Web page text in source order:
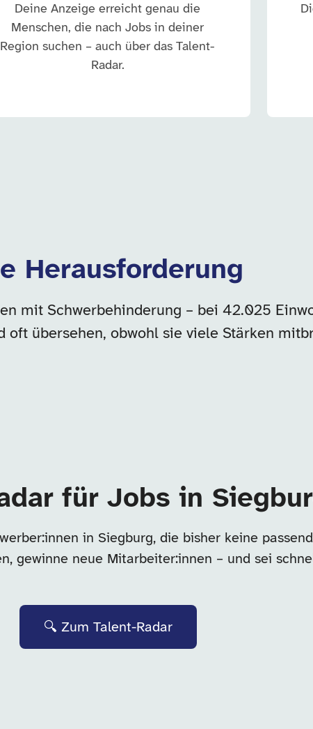
Deine Anzeige erreicht genau die
Menschen, die nach Jobs in deiner
Region suchen – auch über das Talent-
Radar.
Herausforderung
mit Schwerbehinderung – bei 42.025
oft übersehen, obwohl sie viele Stärken
für Jobs in
in Siegburg, die bisher keine
gewinne neue Mitarbeiter:innen – und sei
🔍 Zum Talent-Radar